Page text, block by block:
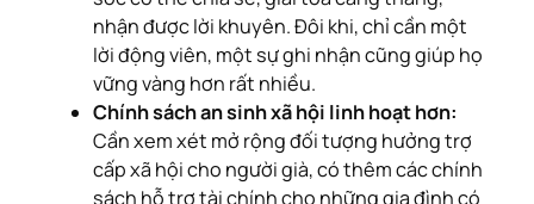
nhận được lời khuyên. Đôi khi, chỉ cần một
lời động viên, một sự ghi nhận cũng giúp họ
vững vàng hơn rất nhiều.
Chính sách an sinh xã hội linh hoạt hơn:
Cần xem xét mở rộng đối tượng hưởng trợ
cấp xã hội cho người già, có thêm các chính
sách hỗ trợ tài chính cho những gia đình có